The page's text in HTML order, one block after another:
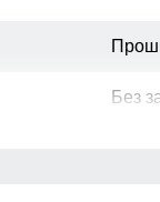
Без